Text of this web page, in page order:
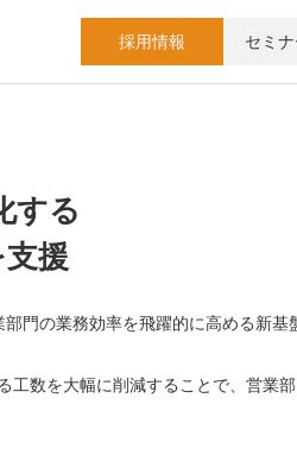
採用情報 セミ
する
援
門の業務効率を飛躍的に高める新基
数を大幅に削減することで、営業